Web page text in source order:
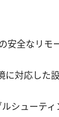
安全なリモ
対応した
シューティ